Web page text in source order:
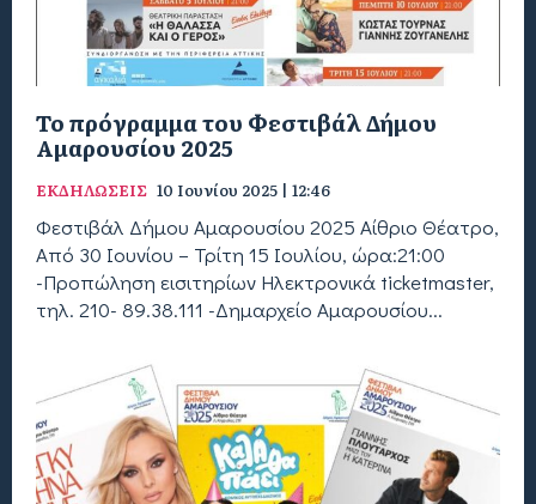
Το πρόγραμμα του Φεστιβάλ Δήμου
Αμαρουσίου 2025
ΕΚΔΗΛΩΣΕΙΣ 10 Ιουνίου 2025 | 12:46
Φεστιβάλ Δήμου Αμαρουσίου 2025 Αίθριο Θέατρο,
Από 30 Ιουνίου – Τρίτη 15 Ιουλίου, ώρα:21:00
-Προπώληση εισιτηρίων Ηλεκτρονικά ticketmaster,
τηλ. 210- 89.38.111 -Δημαρχείο Αμαρουσίου...